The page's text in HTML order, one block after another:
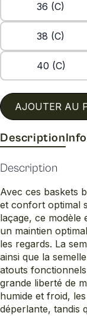
36 (C)
38 (C)
40 (C)
AJOUTER AU
Description
Description
Avec ces baskets
et confort optimal
laçage, ce
un maintien
les regards. La
ainsi que la
atouts
grande liberté de
humide et froid,
déperlante, tandis